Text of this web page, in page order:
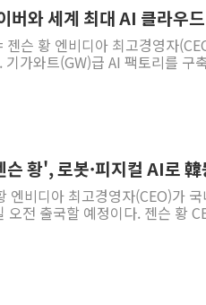
버와 세계 최대 AI 클라우
슨 황 엔비디아 최고경영자
가와트(GW)급 AI 팩토리를 구
황', 로봇·피지컬 AI로
비디아 최고경영자(CEO)가
전 출국할 예정이다. 젠슨 황